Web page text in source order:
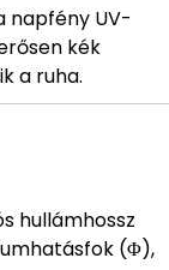
napfény UV-
kék
a ruha.
hullámhossz
(Φ),